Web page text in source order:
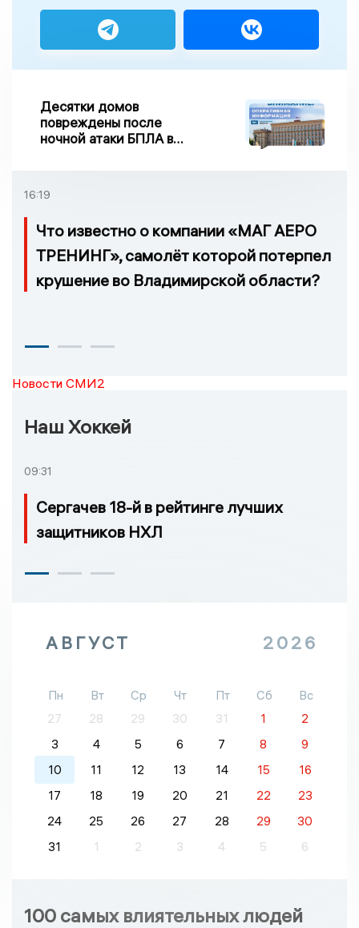
Десятки домов
повреждены после
ночной атаки БПЛА в
16:19
Что известно о компании «МАГ АЕРО
ТРЕНИНГ», самолёт которой потерпел
крушение во Владимирской области?
Новости СМИ2
Наш Хоккей
09:31
Сергачев 18-й в рейтинге лучших
защитников НХЛ
АВГУСТ 2026
Пн Вт Ср Чт Пт Сб
Вс
27
28 29 30 31 1
2
3
4 5 6 7 8
9
10
11 12 13 14 15
16
17
18 19 20 21 22
23
24
25 26 27 28 29
30
31
1 2 3 4 5 6
100 самых влиятельных людей